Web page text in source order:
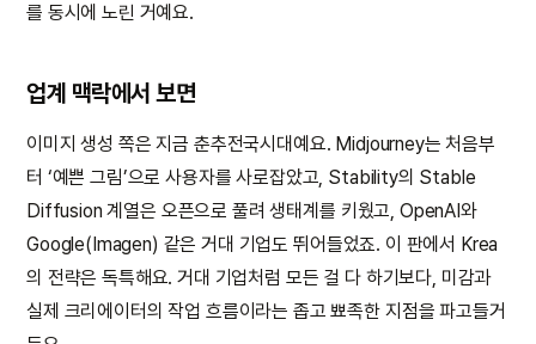
를 동시에 노린 거예요.
업계 맥락에서 보면
이미지 생성 쪽은 지금 춘추전국시대예요. Midjourney는 처음부
터 ‘예쁜 그림’으로 사용자를 사로잡았고, Stability의 Stable
Diffusion 계열은 오픈으로 풀려 생태계를 키웠고, OpenAI와
Google(Imagen) 같은 거대 기업도 뛰어들었죠. 이 판에서 Krea
의 전략은 독특해요. 거대 기업처럼 모든 걸 다 하기보다, 미감과
실제 크리에이터의 작업 흐름이라는 좁고 뾰족한 지점을 파고들거